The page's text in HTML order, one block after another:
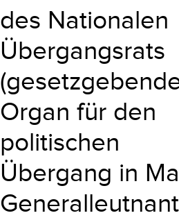
des Nationalen
Übergangsrats
Organ für den
politischen
Übergang in
Generalleutnant